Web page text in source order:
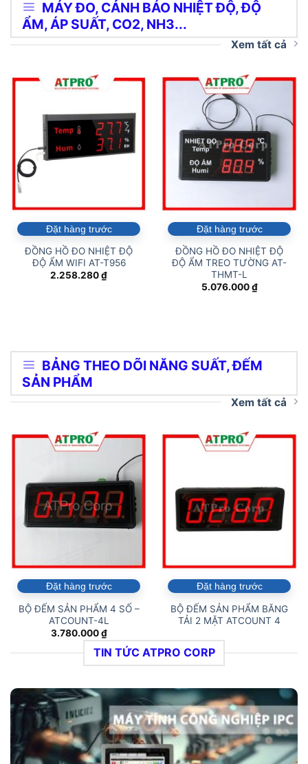
MÁY ĐO, CẢNH BÁO NHIỆT ĐỘ, ĐỘ
ẨM, ÁP SUẤT, CO2, NH3...
Xem tất cả
Đặt hàng trước
ĐỒNG HỒ ĐO NHIỆT ĐỘ
ĐỘ ẨM WIFI AT-T956
2.258.280₫
Đặt hàng trước
ĐỒNG HỒ ĐO NHIỆT ĐỘ
ĐỘ ẨM TREO TƯỜNG AT-
THMT-L
5.076.000₫
BẢNG THEO DÕI NĂNG SUẤT, ĐẾM
SẢN PHẨM
Xem tất cả
Đặt hàng trước
BỘ ĐẾM SẢN PHẨM 4 SỐ –
ATCOUNT-4L
3.780.000₫
Đặt hàng trước
BỘ ĐẾM SẢN PHẨM BĂNG
TẢI 2 MẶT ATCOUNT 4
TIN TỨC ATPRO CORP